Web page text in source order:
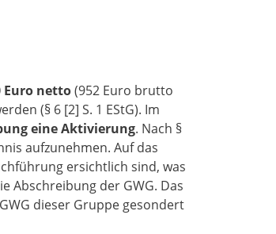
Euro netto(952 Euro brutto
(§ 6 [2] S. 1 EStG). Im
eine Aktivierung. Nach §
aufzunehmen. Auf das
ersichtlich sind, was
Abschreibung der GWG. Das
dieser Gruppe gesondert